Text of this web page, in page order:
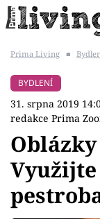
BYDLENÍ SLAVNÝCH
Témata
Bydlení
Prima Living ■
BYDLENÍ
31. srpna 2019
redakce Prima